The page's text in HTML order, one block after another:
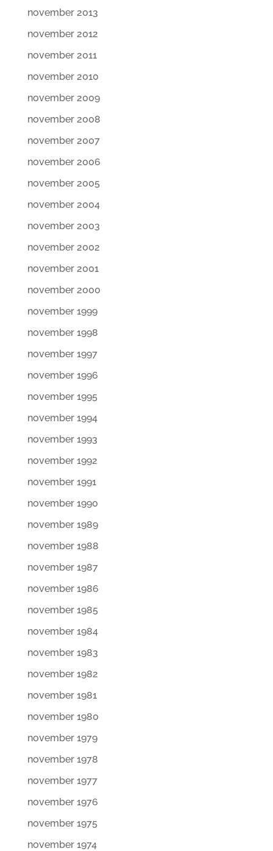
november 2013
november 2012
november 2011
november 2010
november 2009
november 2008
november 2007
november 2006
november 2005
november 2004
november 2003
november 2002
november 2001
november 2000
november 1999
november 1998
november 1997
november 1996
november 1995
november 1994
november 1993
november 1992
november 1991
november 1990
november 1989
november 1988
november 1987
november 1986
november 1985
november 1984
november 1983
november 1982
november 1981
november 1980
november 1979
november 1978
november 1977
november 1976
november 1975
november 1974